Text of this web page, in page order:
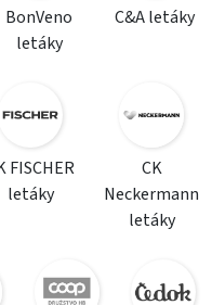
BonVeno
letáky
C&A letáky
FISCHER
letáky
CK
Neckermann
letáky